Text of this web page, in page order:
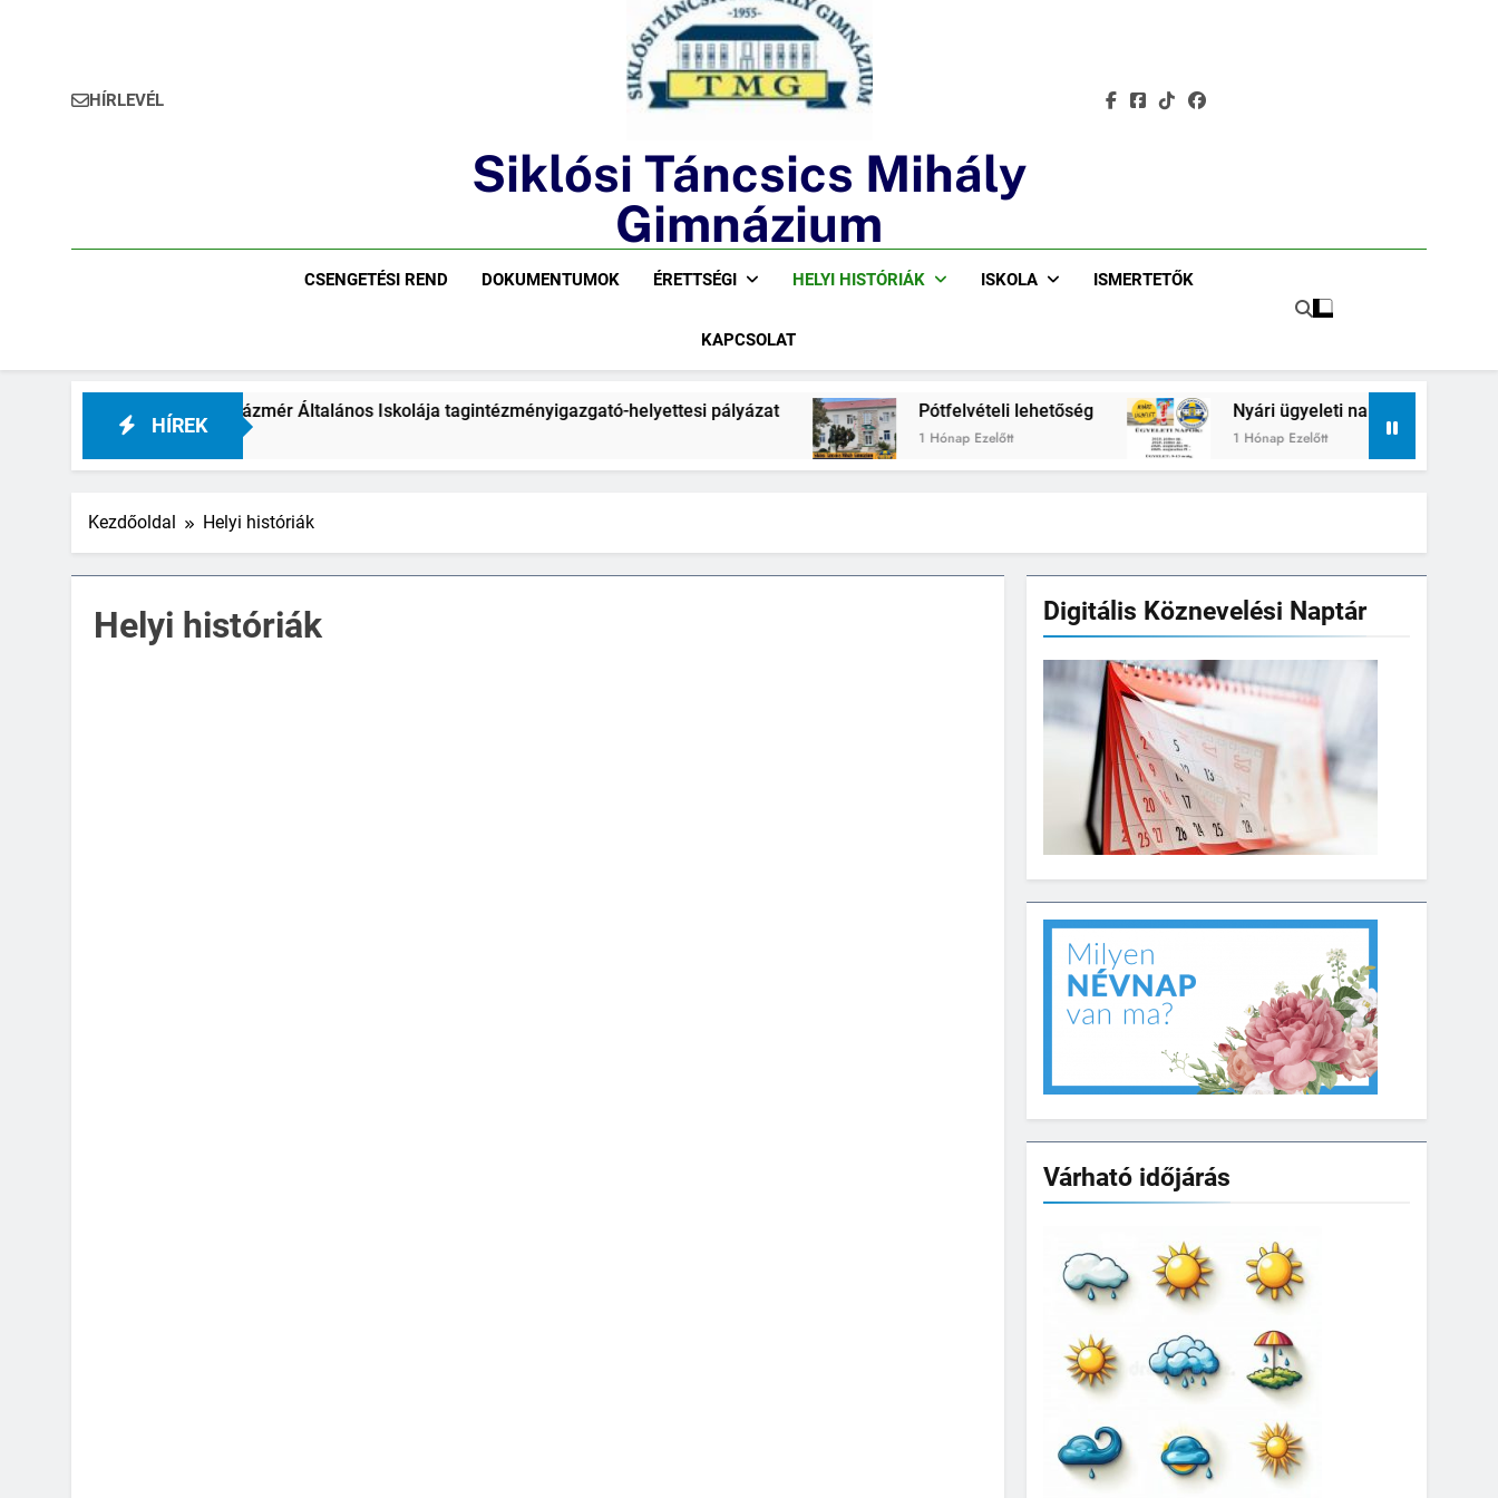
Siklósi Táncsics Mihály Gimnázium Főigazgató-helyettesi vezetői program
HÍRLEVÉL
Siklósi Táncsics Mihály
Gimnázium
CSENGETÉSI REND DOKUMENTUMOK ÉRETTSÉGI HELYI HISTÓRIÁK ISKOLA ISMERTETŐK
KAPCSOLAT
HÍREK
Batthyány Kázmér Általános Iskolája tagintézményigazgató-helyettesi pályázat Pótfelvételi lehetőség
1 Hónap Ezelőtt
Nyári ügyeleti napok
1 Hónap Ezelőtt
Kezdőoldal Helyi históriák
Helyi históriák Digitális Köznevelési Naptár
Várható időjárás